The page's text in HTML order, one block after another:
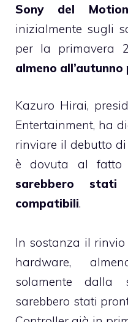
Sony del
inizialmente sugli
per la primavera
almeno
Kazuro Hirai,
Entertainment, ha
rinviare il debutto
è dovuta al fatto
sarebbero stati
compatibili.
In sostanza il
hardware,
solamente
sarebbero stati